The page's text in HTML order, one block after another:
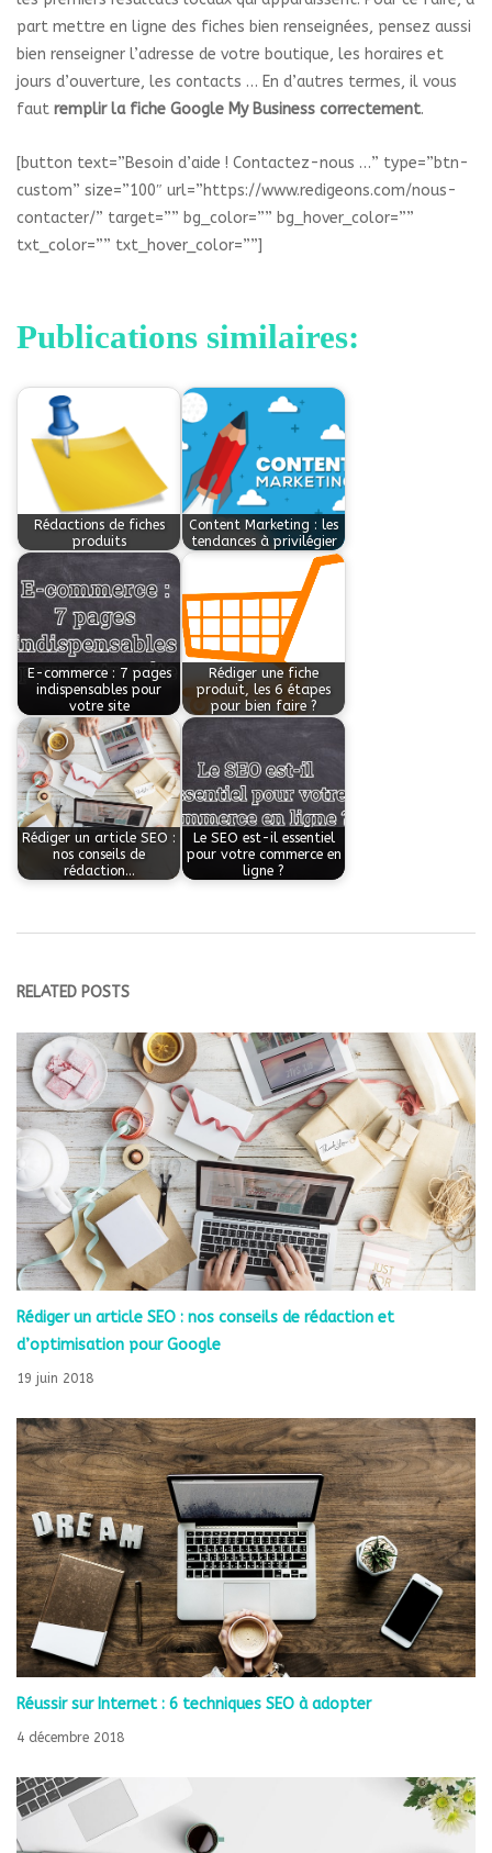
part mettre en ligne des fiches bien renseignées, pensez aussi
bien renseigner l’adresse de votre boutique, les horaires et
jours d’ouverture, les contacts … En d’autres termes, il vous
faut remplir la fiche Google My Business correctement.
[button text=”Besoin d’aide ! Contactez-nous …” type=”btn-
custom” size=”100″ url=”https://www.redigeons.com/nous-
contacter/” target=”” bg_color=”” bg_hover_color=””
txt_color=”” txt_hover_color=””]
Publications similaires:
Rédactions de fiches
produits
Content Marketing : les
tendances à privilégier
E-commerce : 7 pages
indispensables pour
votre site
Rédiger une fiche
produit, les 6 étapes
pour bien faire ?
Rédiger un article SEO :
nos conseils de
rédaction…
Le SEO est-il essentiel
pour votre commerce en
ligne ?
RELATED POSTS
Rédiger un article SEO : nos conseils de rédaction et
d’optimisation pour Google
19 juin 2018
Réussir sur Internet : 6 techniques SEO à adopter
4 décembre 2018